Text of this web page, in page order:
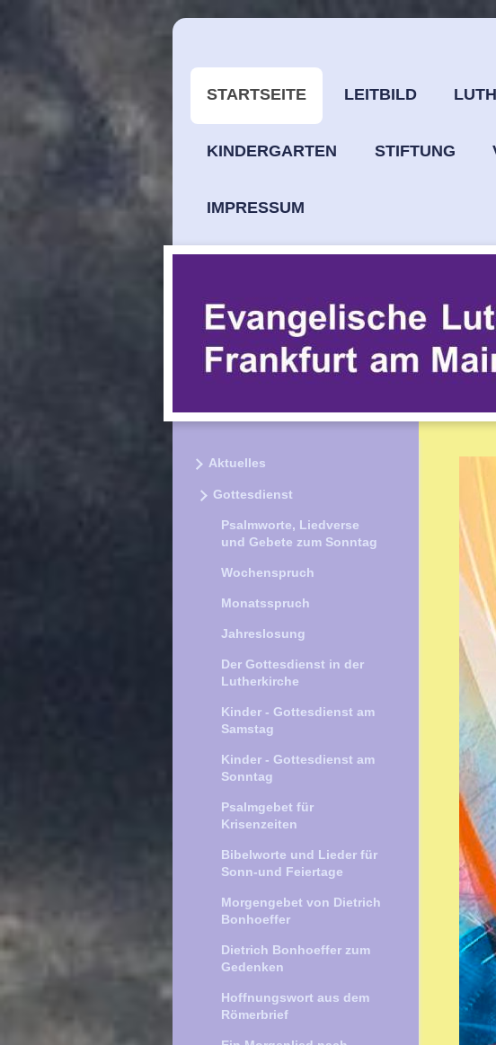
STARTSEITE LEITBILD
KINDERGARTEN STIFTUNG
IMPRESSUM
Aktuelles
Gottesdienst
Psalmworte, Liedverse
und Gebete zum Sonntag
Wochenspruch
Monatsspruch
Jahreslosung
Der Gottesdienst in der
Lutherkirche
Kinder - Gottesdienst am
Samstag
Kinder - Gottesdienst am
Sonntag
Psalmgebet für
Krisenzeiten
Bibelworte und Lieder für
Sonn-und Feiertage
Morgengebet von Dietrich
Bonhoeffer
Dietrich Bonhoeffer zum
Gedenken
Hoffnungswort aus dem
Römerbrief